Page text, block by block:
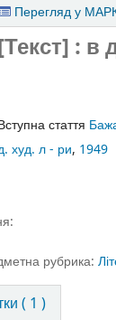
Перегляд у
: в
стаття
худ. л - ри, 1949
рубрика:
( 1 )